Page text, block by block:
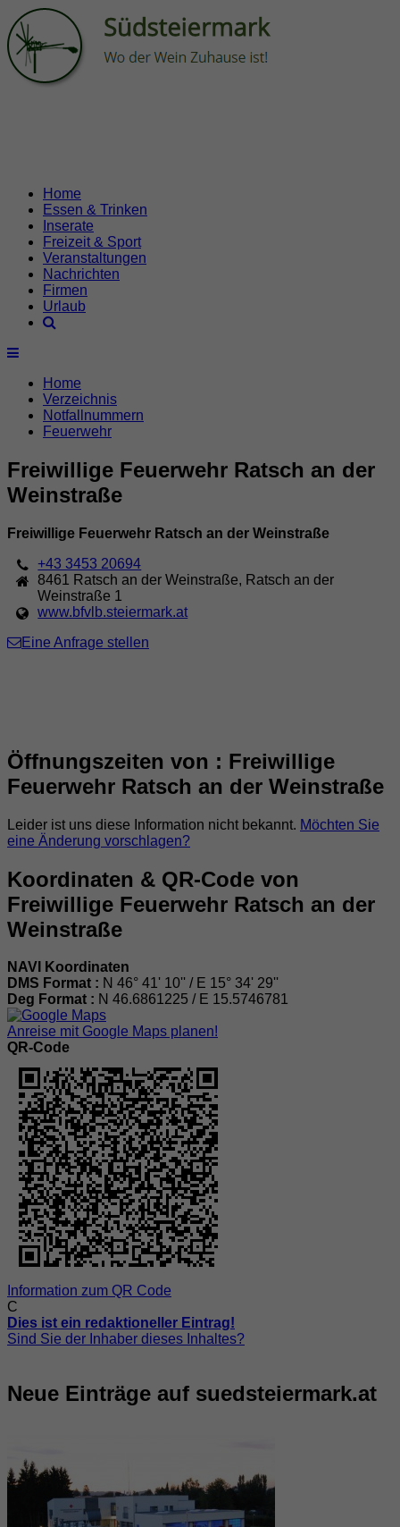
Home
Essen & Trinken
Inserate
Freizeit & Sport
Veranstaltungen
Nachrichten
Firmen
Urlaub
Home
Verzeichnis
Notfallnummern
Feuerwehr
Freiwillige Feuerwehr Ratsch an der
Weinstraße
Freiwillige Feuerwehr Ratsch an der Weinstraße
+43 3453 20694
8461
Ratsch an der Weinstraße, Ratsch an der
Weinstraße 1
www.bfvlb.steiermark.at
Eine Anfrage stellen
Öffnungszeiten von : Freiwillige
Feuerwehr Ratsch an der Weinstraße
Leider ist uns diese Information nicht bekannt. Möchten Sie
eine Änderung vorschlagen?
Koordinaten & QR-Code von
Freiwillige Feuerwehr Ratsch an der
Weinstraße
NAVI Koordinaten
DMS Format : N 46° 41' 10'' / E 15° 34' 29''
Deg Format : N 46.6861225 / E 15.5746781
Anreise mit Google Maps planen!
QR-Code
Information zum QR Code
C
Dies ist ein redaktioneller Eintrag!
Sind Sie der Inhaber dieses Inhaltes?
Neue Einträge auf suedsteiermark.at